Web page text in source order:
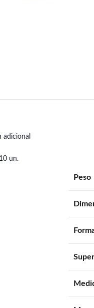
adicional
un.
Peso